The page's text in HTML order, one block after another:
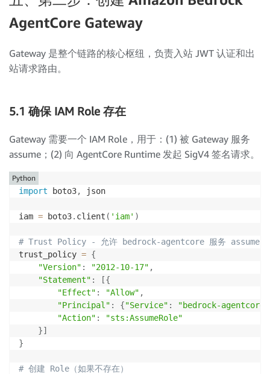
AgentCore Gateway
Gateway 是整个链路的核心枢纽，负责入站 JWT 认证和出
站请求路由。
5.1 确保 IAM Role 存在
Gateway 需要一个 IAM Role，用于：(1) 被 Gateway 服务
assume；(2) 向 AgentCore Runtime 发起 SigV4 签名请求。
import boto3, json
iam = boto3. client ( 'iam' )
# Trust Policy - 允许 bedrock-agentcore 服务 assume
trust_policy = {
"Version" : "2012-10-17" ,
"Statement" : [{
"Effect" : "Allow" ,
"Principal" : {"Service" :
"bedrock-
"Action" :
"sts:AssumeRole"
}]
}
# 创建 Role（如果不存在）
Python